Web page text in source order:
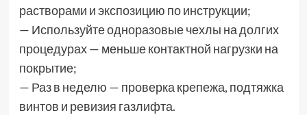
растворами и экспозицию по инструкции;
— Используйте одноразовые чехлы на долгих
процедурах — меньше контактной нагрузки на
покрытие;
— Раз в неделю — проверка крепежа, подтяжка
винтов и ревизия газлифта.